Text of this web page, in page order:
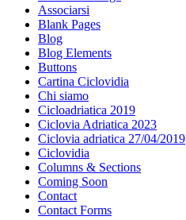
Associarsi
Blank Pages
Blog
Blog Elements
Buttons
Cartina Ciclovidia
Chi siamo
Cicloadriatica 2019
Ciclovia Adriatica 2023
Ciclovia adriatica 27/04/2019
Ciclovidia
Columns & Sections
Coming Soon
Contact
Contact Forms